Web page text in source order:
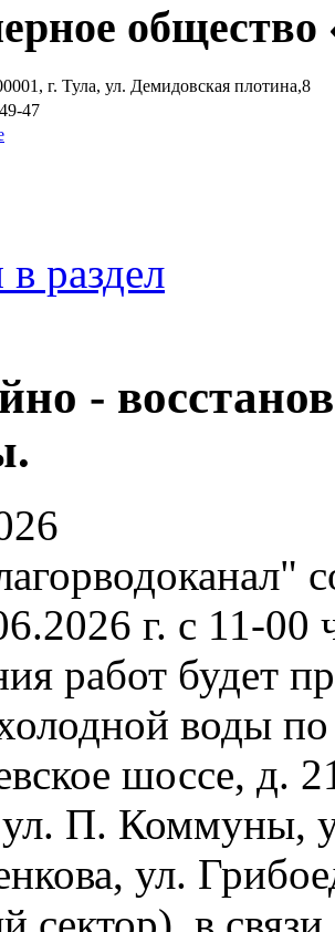
общество
г. Тула, ул. Демидовская плотина,8
47
раздел
-
г. с 11-00
работ будет
воды
шоссе, д.
П. Коммуны,
ул.